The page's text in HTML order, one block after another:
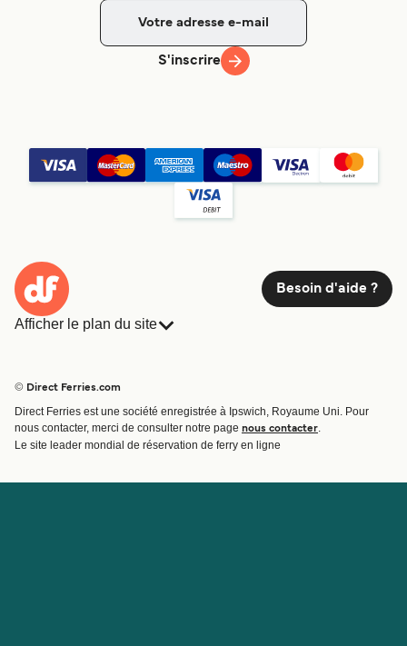
S'inscrire
Besoin d'aide ?
Afficher le plan du site
Traversées et ports
Billet de bateau
© Direct Ferries.com
Direct Ferries est une société enregistrée à Ipswich, Royaume Uni. Pour
nous contacter, merci de consulter notre page nous contacter
Le site leader mondial de réservation de ferry en ligne